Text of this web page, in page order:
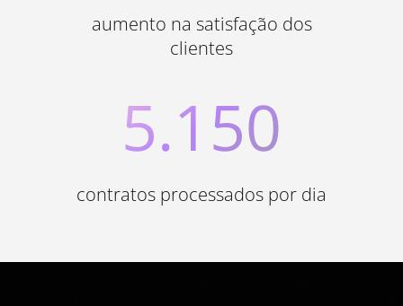
aumento na satisfação dos
clientes
5.150
contratos processados por dia